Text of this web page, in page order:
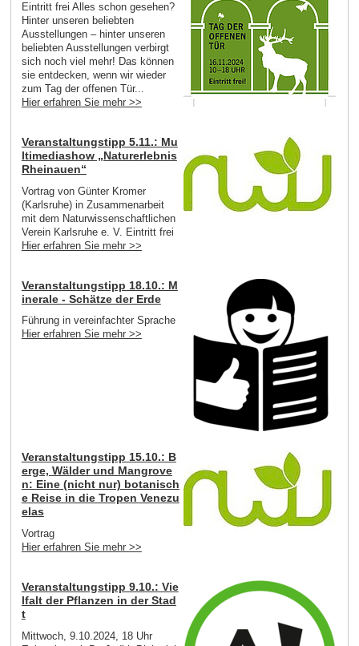
Eintritt frei Alles schon gesehen?
Hinter unseren beliebten
Ausstellungen – hinter unseren
beliebten Ausstellungen verbirgt
sich noch viel mehr! Das können
sie entdecken, wenn wir wieder
zum Tag der offenen Tür...
Hier erfahren Sie mehr >>
Veranstaltungstipp 5.11.: Mu
ltimediashow „Naturerlebnis
Rheinauen“
Vortrag von Günter Kromer
(Karlsruhe) in Zusammenarbeit
mit dem Naturwissenschaftlichen
Verein Karlsruhe e. V. Eintritt frei
Hier erfahren Sie mehr >>
Veranstaltungstipp 18.10.: M
inerale - Schätze der Erde
Führung in vereinfachter Sprache
Hier erfahren Sie mehr >>
Veranstaltungstipp 15.10.: B
erge, Wälder und Mangrove
n: Eine (nicht nur) botanisch
e Reise in die Tropen Venezu
elas
Vortrag
Hier erfahren Sie mehr >>
Veranstaltungstipp 9.10.: Vie
lfalt der Pflanzen in der Stad
t
Mittwoch, 9.10.2024, 18 Uhr